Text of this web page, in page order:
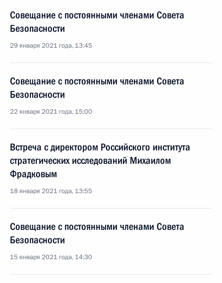
Совещание с постоянными членами Совета
Безопасности
29 января 2021 года, 13:45
Совещание с постоянными членами Совета
Безопасности
22 января 2021 года, 15:00
Встреча с директором Российского института
стратегических исследований Михаилом
Фрадковым
18 января 2021 года, 13:55
Совещание с постоянными членами Совета
Безопасности
15 января 2021 года, 14:30